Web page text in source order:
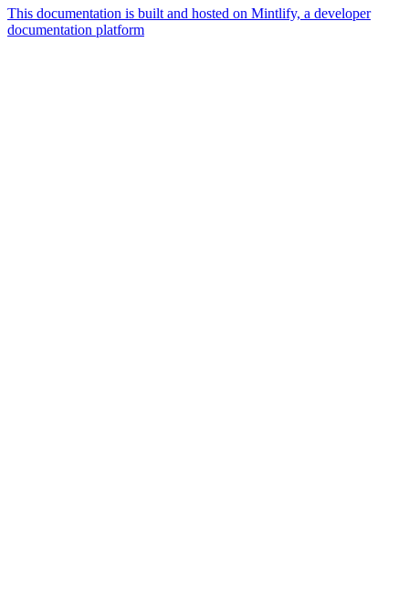
This documentation is built and hosted on Mintlify, a developer
documentation platform